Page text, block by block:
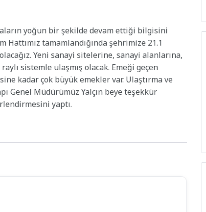
yoğun bir şekilde devam ettiği bilgisini
tamamlandığında şehrimize 21.1
Yeni sanayi sitelerine, sanayi alanlarına,
sistemle ulaşmış olacak. Emeği geçen
kadar çok büyük emekler var. Ulaştırma ve
Genel Müdürümüz Yalçın beye teşekkür
yaptı.